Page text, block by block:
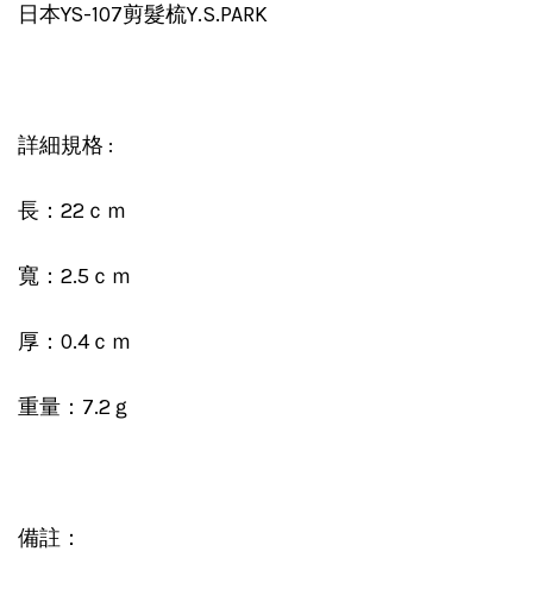
日本YS-107剪髮梳Y.S.PARK
詳細規格 :
長：22ｃｍ
寬：2.5ｃｍ
厚：0.4ｃｍ
重量：7.2ｇ
備註：